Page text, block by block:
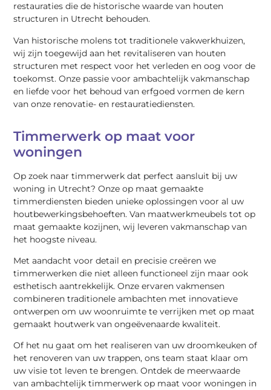
restauraties die de historische waarde van houten
structuren in Utrecht behouden.
Van historische molens tot traditionele vakwerkhuizen,
wij zijn toegewijd aan het revitaliseren van houten
structuren met respect voor het verleden en oog voor de
toekomst. Onze passie voor ambachtelijk vakmanschap
en liefde voor het behoud van erfgoed vormen de kern
van onze renovatie- en restauratiediensten.
Timmerwerk op maat voor
woningen
Op zoek naar timmerwerk dat perfect aansluit bij uw
woning in Utrecht? Onze op maat gemaakte
timmerdiensten bieden unieke oplossingen voor al uw
houtbewerkingsbehoeften. Van maatwerkmeubels tot op
maat gemaakte kozijnen, wij leveren vakmanschap van
het hoogste niveau.
Met aandacht voor detail en precisie creëren we
timmerwerken die niet alleen functioneel zijn maar ook
esthetisch aantrekkelijk. Onze ervaren vakmensen
combineren traditionele ambachten met innovatieve
ontwerpen om uw woonruimte te verrijken met op maat
gemaakt houtwerk van ongeëvenaarde kwaliteit.
Of het nu gaat om het realiseren van uw droomkeuken of
het renoveren van uw trappen, ons team staat klaar om
uw visie tot leven te brengen. Ontdek de meerwaarde
van ambachtelijk timmerwerk op maat voor woningen in